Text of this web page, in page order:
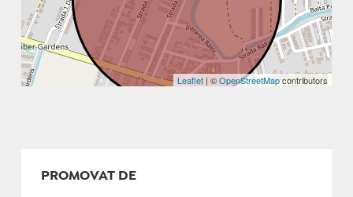
Leaflet | ©OpenStreetMapcontributors
PROMOVAT DE